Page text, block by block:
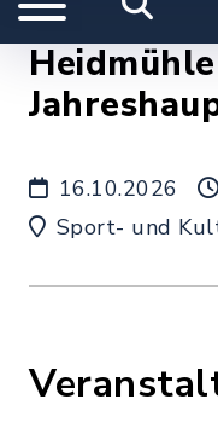
16.10.2026
Sport- und